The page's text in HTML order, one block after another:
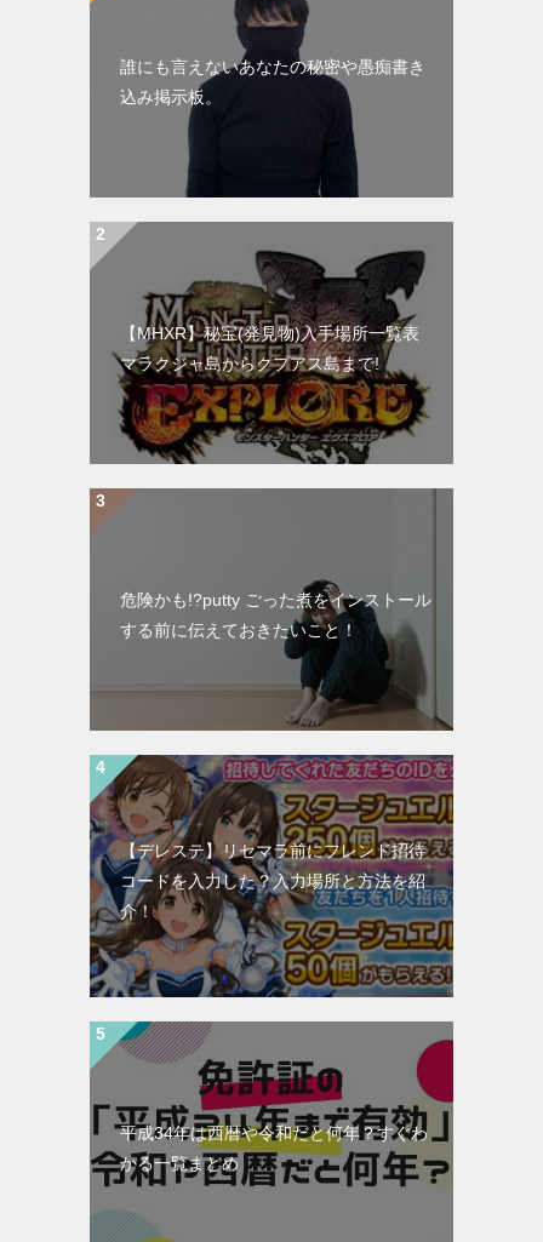
誰にも言えないあなたの秘密や愚痴書き
込み掲示板。
【MHXR】秘宝(発見物)入手場所一覧表
マラクジャ島からクプアス島まで!
危険かも!?putty ごった煮をインストール
する前に伝えておきたいこと！
【デレステ】リセマラ前にフレンド招待
コードを入力した？入力場所と方法を紹
介！
平成34年は西暦や令和だと何年？すぐわ
かる一覧まとめ